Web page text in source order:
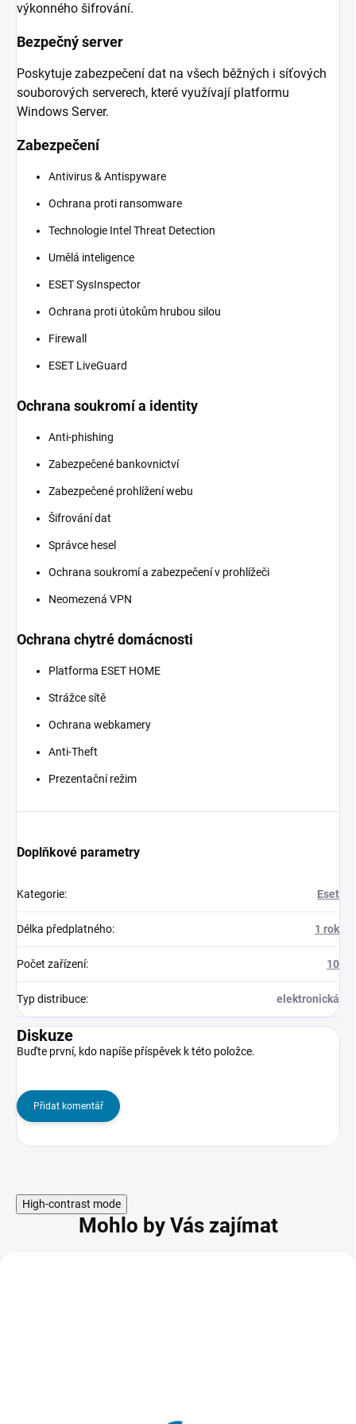
výkonného šifrování.
Bezpečný server
Poskytuje zabezpečení dat na všech běžných i síťových
souborových serverech, které využívají platformu
Windows Server.
Zabezpečení
Antivirus & Antispyware
Ochrana proti ransomware
Technologie Intel Threat Detection
Umělá inteligence
ESET SysInspector
Ochrana proti útokům hrubou silou
Firewall
ESET LiveGuard
Ochrana soukromí a identity
Anti-phishing
Zabezpečené bankovnictví
Zabezpečené prohlížení webu
Šifrování dat
Správce hesel
Ochrana soukromí a zabezpečení v prohlížeči
Neomezená VPN
Ochrana chytré domácnosti
Platforma ESET HOME
Strážce sítě
Ochrana webkamery
Anti-Theft
Prezentační režim
Doplňkové parametry
Kategorie: Eset
Délka předplatného: 1 rok
Počet zařízení: 10
Typ distribuce: elektronická
Diskuze
Buďte první, kdo napíše příspěvek k této položce.
Přidat komentář
High-contrast mode
Mohlo by Vás zajímat